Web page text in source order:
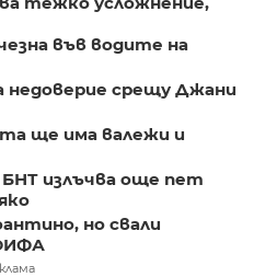
във водите на
срещу Джани
ще има валежи и
БНТ излъчва още пет
но свали